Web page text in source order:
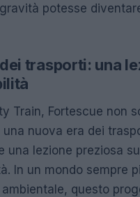
potesse
trasporti: una
Train, Fortescue non
una nuova era dei
una lezione preziosa
In un mondo sempre
ambientale, questo